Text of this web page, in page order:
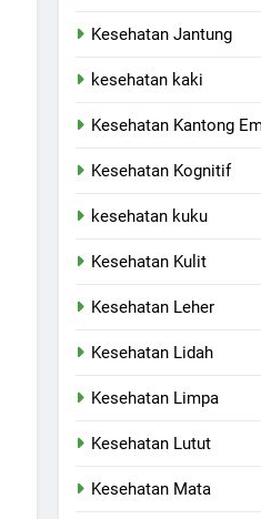
Kesehatan Jantung
kesehatan kaki
Kesehatan Kantong
Kesehatan Kognitif
kesehatan kuku
Kesehatan Kulit
Kesehatan Leher
Kesehatan Lidah
Kesehatan Limpa
Kesehatan Lutut
Kesehatan Mata